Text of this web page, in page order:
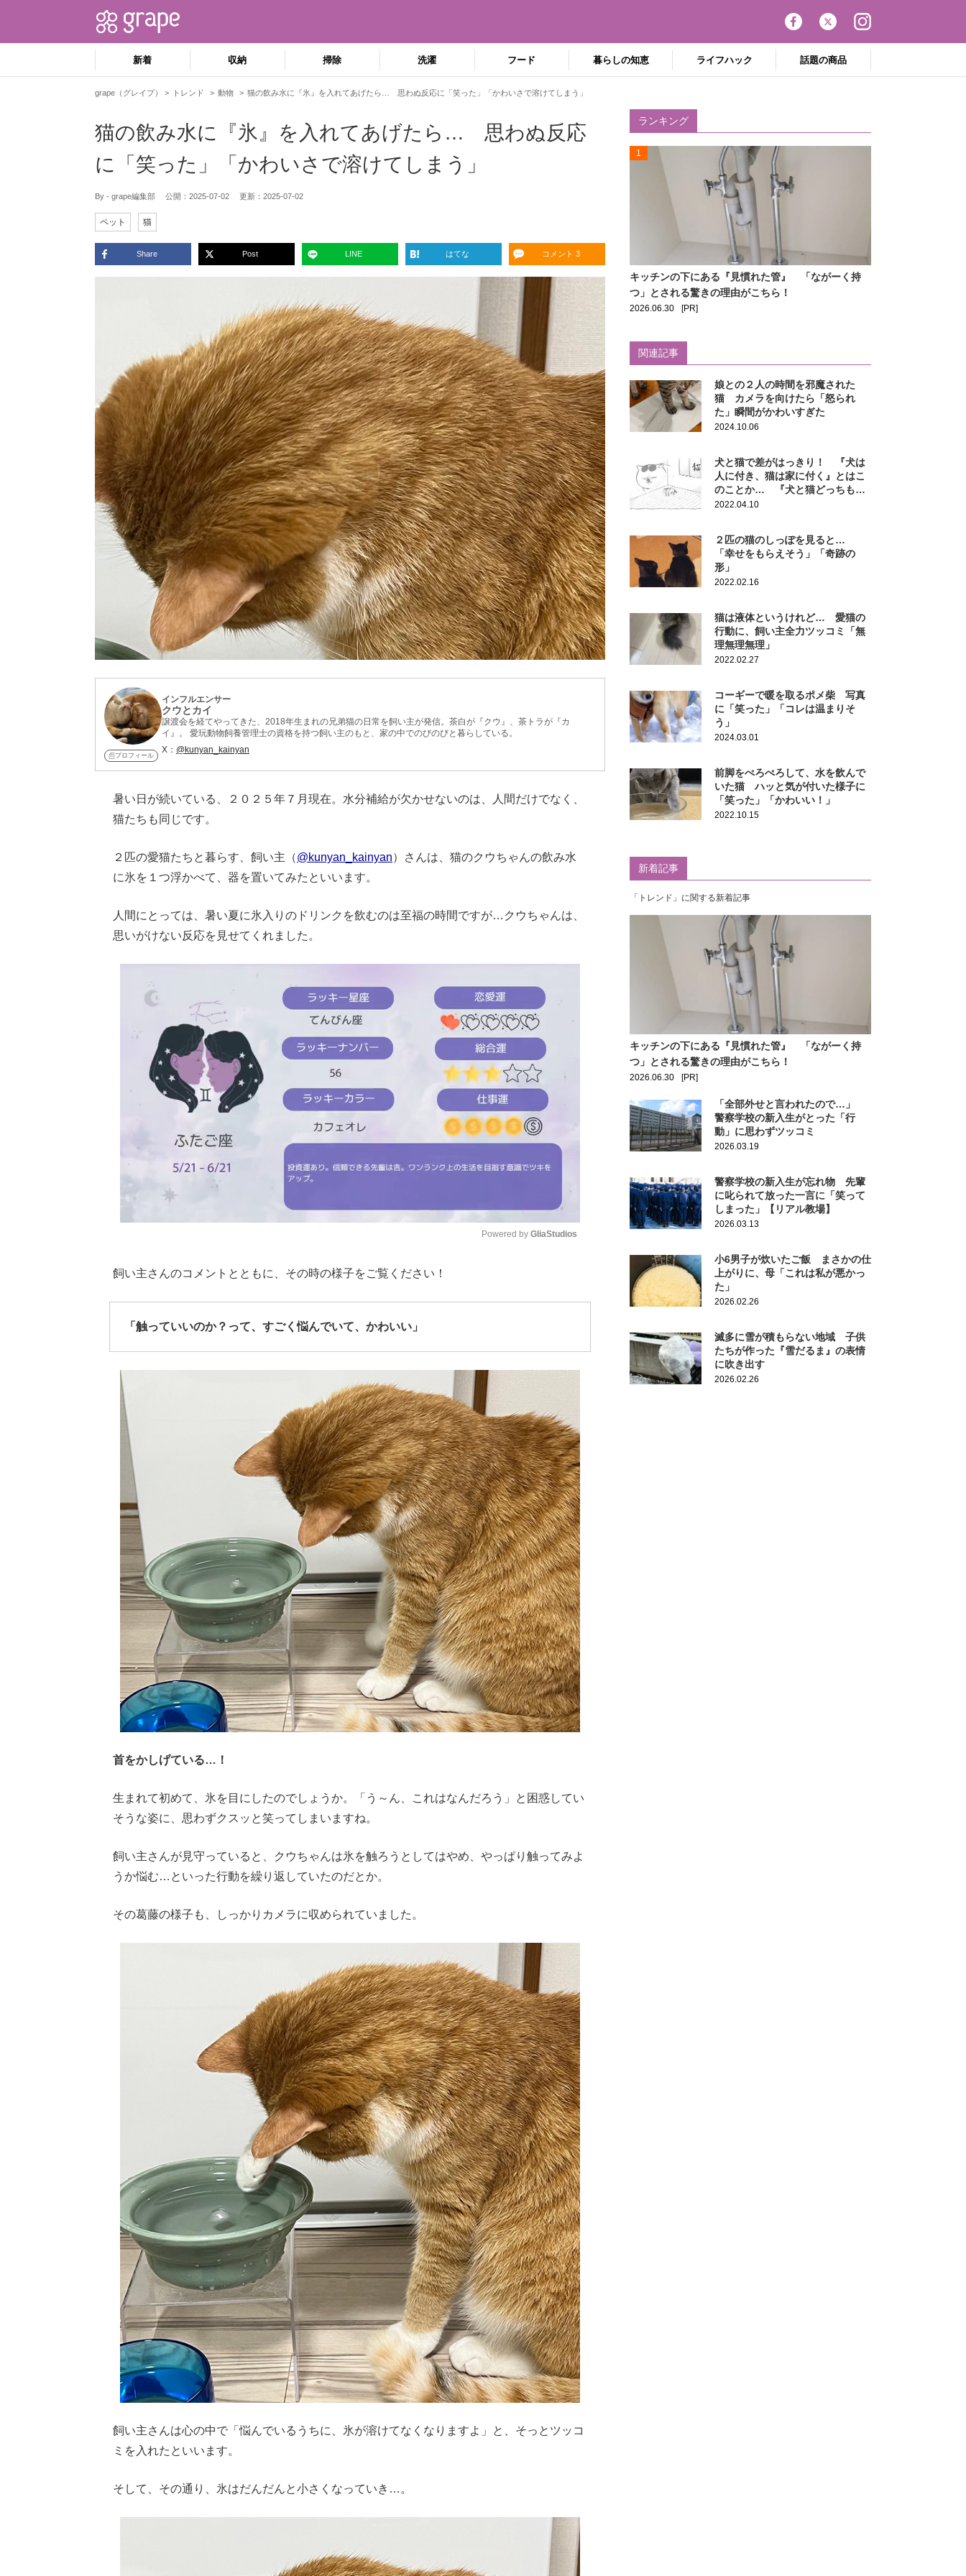
新着 収納 掃除 洗濯 フード 暮らしの知恵 ライフハック 話題の商品
grape（グレイプ） トレンド 動物 猫の飲み水に『氷』を入れてあげたら… 思わぬ反応に「笑った」「かわいさで溶けてしまう」
猫の飲み水に『氷』を入れてあげたら… 思わぬ反応
に「笑った」「かわいさで溶けてしまう」
By - grape編集部 公開： 2025-07-02 更新： 2025-07-02
ペット 猫
Share Post LINE はてな コメント 3
プロフィール
インフルエンサー
クウとカイ
譲渡会を経てやってきた、2018年生まれの兄弟猫の日常を飼い主が発信。茶白が『クウ』、茶トラが『カ
イ』。 愛玩動物飼養管理士の資格を持つ飼い主のもと、家の中でのびのびと暮らしている。
X： @kunyan_kainyan
暑い日が続いている、２０２５年７月現在。水分補給が欠かせないのは、人間だけでなく、
猫たちも同じです。
２匹の愛猫たちと暮らす、飼い主（@kunyan_kainyan）さんは、猫のクウちゃんの飲み水
に氷を１つ浮かべて、器を置いてみたといいます。
人間にとっては、暑い夏に氷入りのドリンクを飲むのは至福の時間ですが…クウちゃんは、
思いがけない反応を見せてくれました。
Powered by GliaStudios
飼い主さんのコメントとともに、その時の様子をご覧ください！
「触っていいのか？って、すごく悩んでいて、かわいい」
首をかしげている…！
生まれて初めて、氷を目にしたのでしょうか。「う～ん、これはなんだろう」と困惑してい
そうな姿に、思わずクスッと笑ってしまいますね。
飼い主さんが見守っていると、クウちゃんは氷を触ろうとしてはやめ、やっぱり触ってみよ
うか悩む…といった行動を繰り返していたのだとか。
その葛藤の様子も、しっかりカメラに収められていました。
飼い主さんは心の中で「悩んでいるうちに、氷が溶けてなくなりますよ」と、そっとツッコ
ミを入れたといいます。
そして、その通り、氷はだんだんと小さくなっていき…。
ランキング
1
キッチンの下にある『見慣れた管』 「ながーく持
つ」とされる驚きの理由がこちら！
2026.06.30 [PR]
関連記事
娘との２人の時間を邪魔された
猫 カメラを向けたら「怒られ
た」瞬間がかわいすぎた
2024.10.06
犬と猫で差がはっきり！ 『犬は
人に付き、猫は家に付く』とはこ
のことか… 『犬と猫どっちも飼
ってると』
2022.04.10
２匹の猫のしっぽを見ると…
「幸せをもらえそう」「奇跡の
形」
2022.02.16
猫は液体というけれど… 愛猫の
行動に、飼い主全力ツッコミ「無
理無理無理」
2022.02.27
コーギーで暖を取るポメ柴 写真
に「笑った」「コレは温まりそ
う」
2024.03.01
前脚をぺろぺろして、水を飲んで
いた猫 ハッと気が付いた様子に
「笑った」「かわいい！」
2022.10.15
新着記事
「トレンド」に関する新着記事
キッチンの下にある『見慣れた管』 「ながーく持
つ」とされる驚きの理由がこちら！
2026.06.30 [PR]
「全部外せと言われたので…」
警察学校の新入生がとった「行
動」に思わずツッコミ
2026.03.19
警察学校の新入生が忘れ物 先輩
に叱られて放った一言に「笑って
しまった」【リアル教場】
2026.03.13
小6男子が炊いたご飯 まさかの仕
上がりに、母「これは私が悪かっ
た」
2026.02.26
滅多に雪が積もらない地域 子供
たちが作った『雪だるま』の表情
に吹き出す
2026.02.26